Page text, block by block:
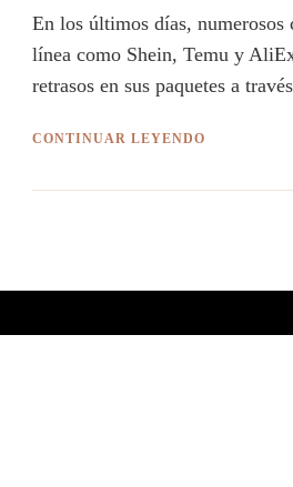
En los últimos días, numerosos
línea como Shein, Temu y
retrasos en sus paquetes a
CONTINUAR LEYENDO